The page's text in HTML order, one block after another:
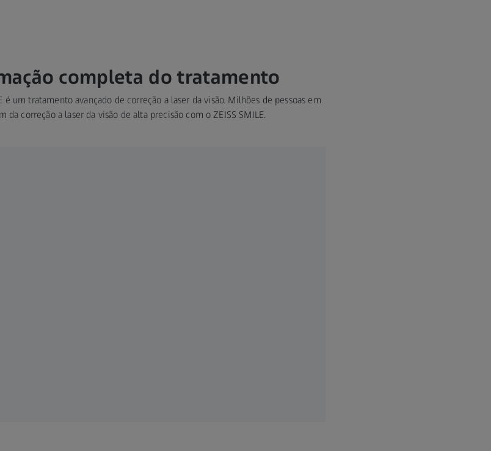
completa do tratamento
um tratamento avançado de correção a laser da visão. Milhões de pessoas em
da correção a laser da visão de alta precisão com o ZEISS SMILE.